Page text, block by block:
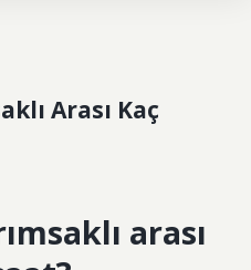
Arası Kaç
arası